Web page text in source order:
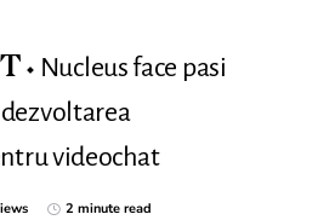
Nucleus face pasi
videochat
2 minute read